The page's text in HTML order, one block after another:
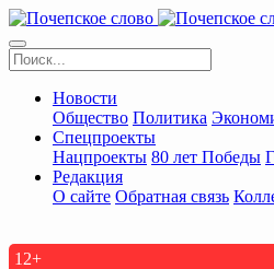
Новости
Общество Политика
Спецпроекты
Нацпроекты 80 лет Победы
Редакция
О сайте Обратная связь
12+